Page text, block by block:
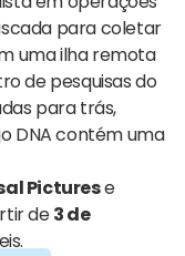
para coletar
uma ilha remota
de pesquisas do
para trás,
DNA contém uma
Picturese
de3 de